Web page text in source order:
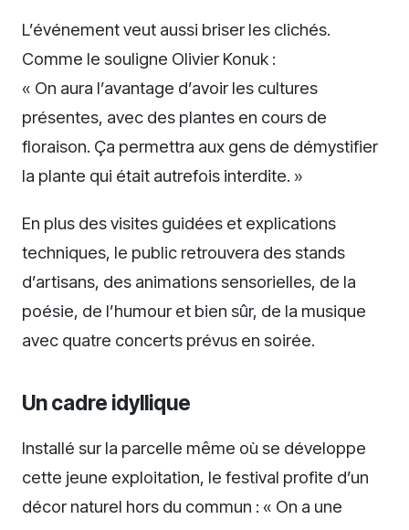
L’événement veut aussi briser les clichés.
Comme le souligne Olivier Konuk :
« On aura l’avantage d’avoir les cultures
présentes, avec des plantes en cours de
floraison. Ça permettra aux gens de démystifier
la plante qui était autrefois interdite. »
En plus des visites guidées et explications
techniques, le public retrouvera des stands
d’artisans, des animations sensorielles, de la
poésie, de l’humour et bien sûr, de la musique
avec quatre concerts prévus en soirée.
Un cadre idyllique
Installé sur la parcelle même où se développe
cette jeune exploitation, le festival profite d’un
décor naturel hors du commun : « On a une